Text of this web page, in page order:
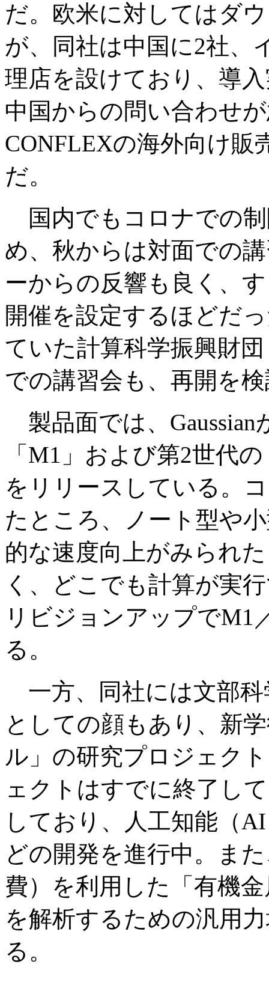
だ。欧米に対してはダ
が、同社は中国に2社、
理店を設けており、導
中国からの問い合わせ
CONFLEXの海外向け販
だ。
国内でもコロナでの
め、秋からは対面での
ーからの反響も良く、
開催を設定するほどだ
ていた計算科学振興財
での講習会も、再開を
製品面では、
「M1」および第2世代
をリリースしている。
たところ、ノート型や
的な速度向上がみられ
く、どこでも計算が実
リビジョンアップでM1
る。
一方、同社には文部科
としての顔もあり、新
ル」の研究プロジェク
ェクトはすでに終了し
しており、人工知能（
どの開発を進行中。ま
費）を利用した「有機
を解析するための汎用
る。